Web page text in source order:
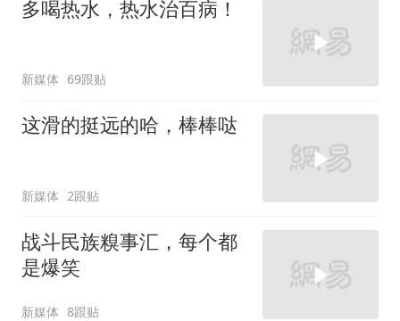
多喝热水，热水治百病！
新媒体 69跟贴
这滑的挺远的哈，棒棒哒
新媒体 2跟贴
战斗民族糗事汇，每个都
是爆笑
新媒体 8跟贴